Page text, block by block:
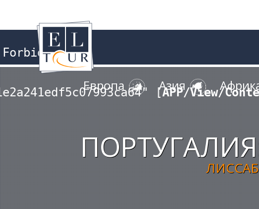
Европа Азия
[APP/View/